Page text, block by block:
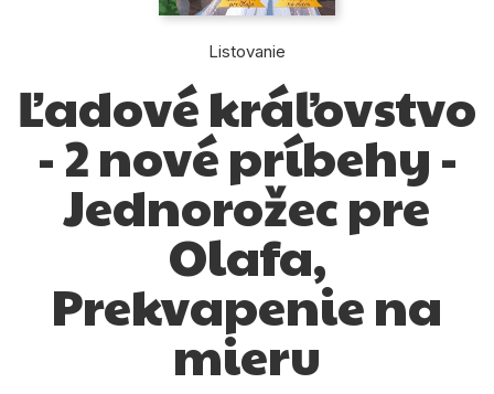
Poézia
Populárno - náučné pre deti
Predškoláci
Výchova a pedagogika
Young adult
Zdravie a životný štýl
Listovanie
Ľadové kráľovstvo
- 2 nové príbehy -
Jednorožec pre
Olafa,
Prekvapenie na
mieru